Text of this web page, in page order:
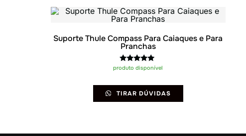
Suporte Thule Compass Para Caiaques e Para
Pranchas
Avaliação
produto disponível
TIRAR DÚVIDAS